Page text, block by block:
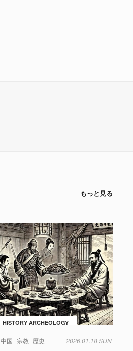
もっと見る
HISTORY ARCHEOLOGY
中国 宗教 歴史 2026.01.18 SUN